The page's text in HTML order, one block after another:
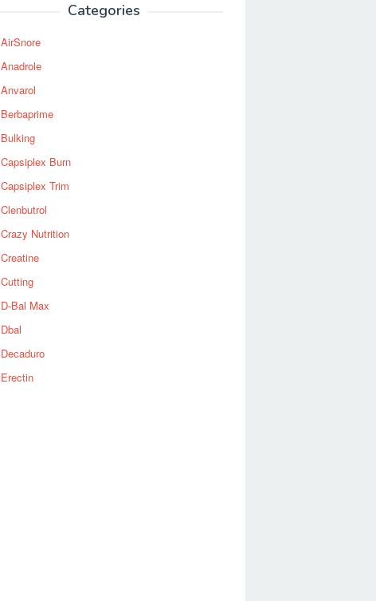
Categories
AirSnore
Anadrole
Anvarol
Berbaprime
Bulking
Capsiplex Burn
Capsiplex Trim
Clenbutrol
Crazy Nutrition
Creatine
Cutting
D-Bal Max
Dbal
Decaduro
Erectin